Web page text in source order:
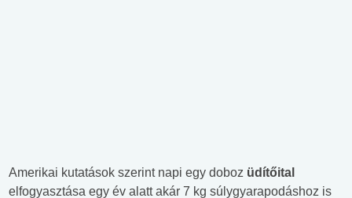
Amerikai kutatások szerint napi egy doboz üdítőital
elfogyasztása egy év alatt akár 7 kg súlygyarapodáshoz is